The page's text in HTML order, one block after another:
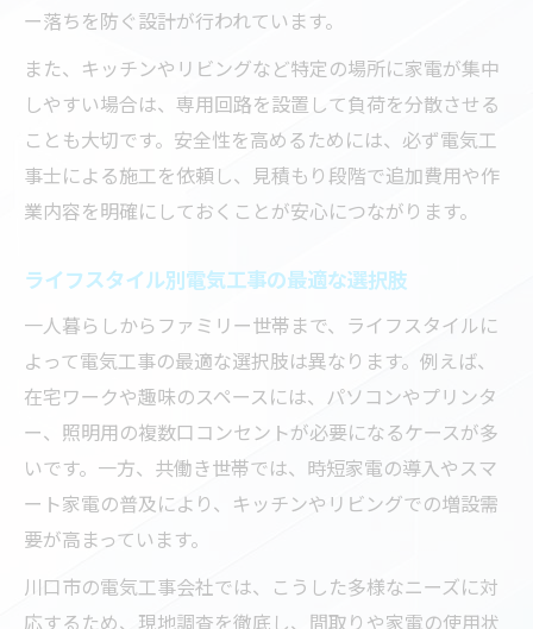
ー落ちを防ぐ設計が行われています。
また、キッチンやリビングなど特定の場所に家電が集中
しやすい場合は、専用回路を設置して負荷を分散させる
ことも大切です。安全性を高めるためには、必ず電気工
事士による施工を依頼し、見積もり段階で追加費用や作
業内容を明確にしておくことが安心につながります。
ライフスタイル別電気工事の最適な選択肢
一人暮らしからファミリー世帯まで、ライフスタイルに
よって電気工事の最適な選択肢は異なります。例えば、
在宅ワークや趣味のスペースには、パソコンやプリンタ
ー、照明用の複数口コンセントが必要になるケースが多
いです。一方、共働き世帯では、時短家電の導入やスマ
ート家電の普及により、キッチンやリビングでの増設需
要が高まっています。
川口市の電気工事会社では、こうした多様なニーズに対
応するため、現地調査を徹底し、間取りや家電の使用状